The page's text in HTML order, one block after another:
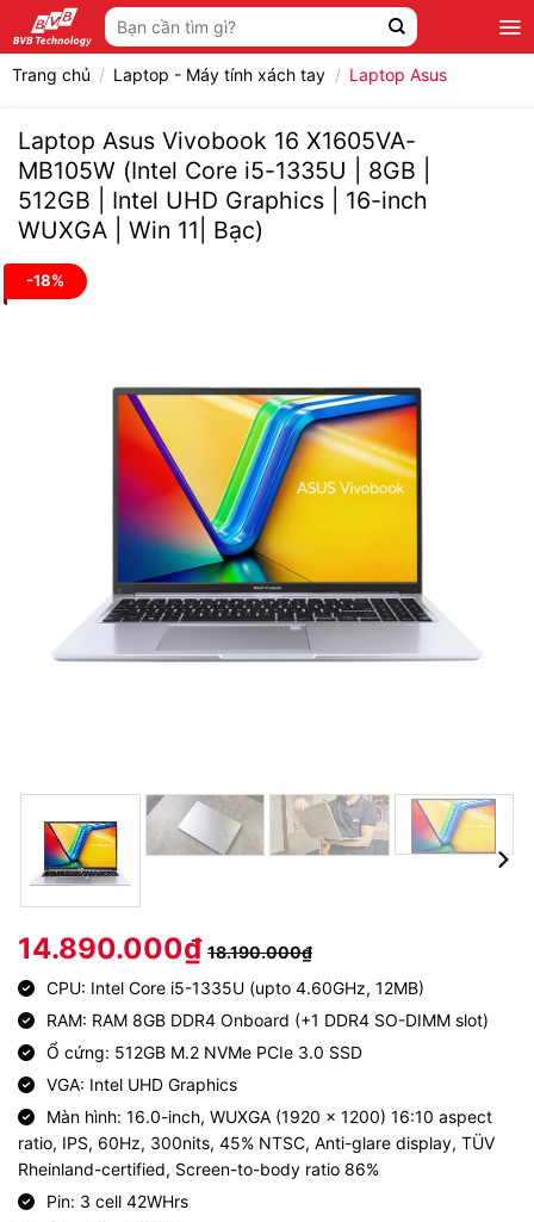
qua
nội
Tìm
kiếm:
Trang chủ / Laptop - Máy tính xách tay / Laptop Asus
Laptop Asus Vivobook 16 X1605VA-
MB105W (Intel Core i5-1335U | 8GB |
512GB | Intel UHD Graphics | 16-inch
WUXGA | Win 11| Bạc)
-18%
14.890.000₫ 18.190.000₫
CPU: Intel Core i5-1335U (upto 4.60GHz, 12MB)
RAM: RAM 8GB DDR4 Onboard (+1 DDR4 SO-DIMM slot)
Ổ cứng: 512GB M.2 NVMe PCIe 3.0 SSD
VGA: Intel UHD Graphics
Màn hình: 16.0-inch, WUXGA (1920 x 1200) 16:10 aspect
ratio, IPS, 60Hz, 300nits, 45% NTSC, Anti-glare display, TÜV
Rheinland-certified, Screen-to-body ratio 86%
Pin: 3 cell 42WHrs